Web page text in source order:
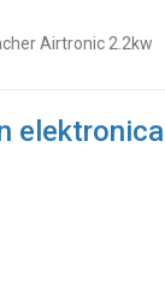
Airtronic 2.2kw
elektronica